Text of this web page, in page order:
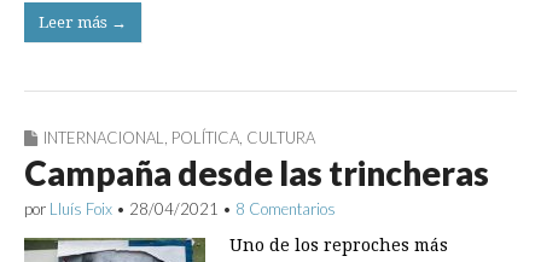
Leer más →
INTERNACIONAL, POLÍTICA, CULTURA
Campaña desde las trincheras
por Lluís Foix • 28/04/2021 • 8 Comentarios
Uno de los reproches más